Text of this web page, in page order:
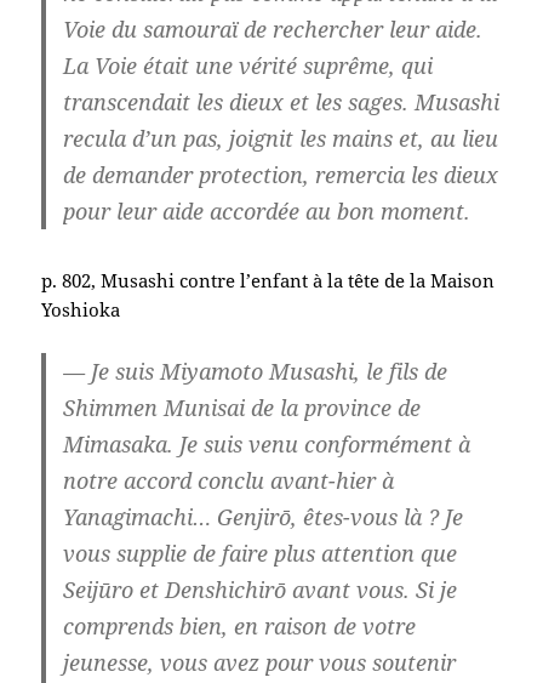
Voie du samouraï de rechercher leur aide.
La Voie était une vérité suprême, qui
transcendait les dieux et les sages. Musashi
recula d’un pas, joignit les mains et, au lieu
de demander protection, remercia les dieux
pour leur aide accordée au bon moment.
p. 802, Musashi contre l’enfant à la tête de la Maison
Yoshioka
— Je suis Miyamoto Musashi, le fils de
Shimmen Munisai de la province de
Mimasaka. Je suis venu conformément à
notre accord conclu avant-hier à
Yanagimachi… Genjirō, êtes-vous là ? Je
vous supplie de faire plus attention que
Seijūro et Denshichirō avant vous. Si je
comprends bien, en raison de votre
jeunesse, vous avez pour vous soutenir